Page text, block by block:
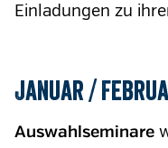
Einladungen zu
Januar /
Auswahlseminare